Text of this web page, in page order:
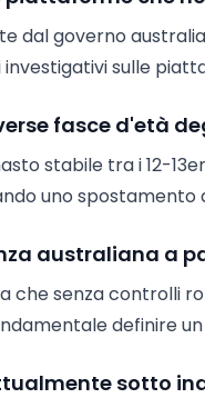
dal governo
sulle
fasce d'età
stabile tra i 12-
uno
australiana a
che senza controlli
definire
sotto